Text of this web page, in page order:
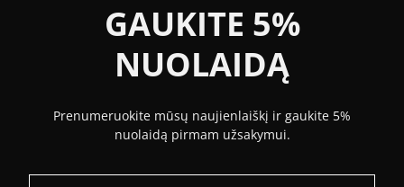
GAUKITE 5%
NUOLAIDĄ
Prenumeruokite mūsų naujienlaiškį ir gaukite 5%
nuolaidą pirmam užsakymui.